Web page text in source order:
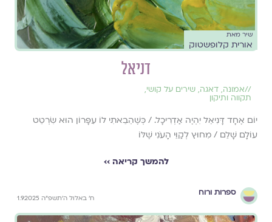
שיר מאת
אורית קלופשטוק
דניאל
//אמונה, דאגה, שירים על קושי,
תקווה ותיקון
יוֹם אֶחָד דָּנִיאֵל יִהְיֶה אַדְרִיכָל. / כְּשֶׁהֵבֵאתִי לוֹ עִפָּרוֹן הוּא שִׂרְטֵט
עוֹלָם שָׁלֵם / מִחוּץ לְקַוֵּי הָעֹנִי שֶׁלּוֹ
להמשך קריאה ››
ספרות ורוח
ח׳ באלול ה׳תשפ״ה 1.9.2025